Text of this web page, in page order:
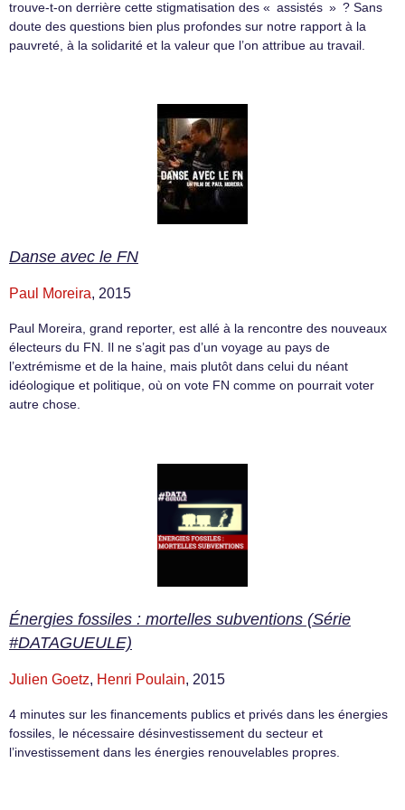
trouve-t-on derrière cette stigmatisation des « assistés » ? Sans
doute des questions bien plus profondes sur notre rapport à la
pauvreté, à la solidarité et la valeur que l’on attribue au travail.
Danse avec le FN
Paul Moreira, 2015
Paul Moreira, grand reporter, est allé à la rencontre des nouveaux
électeurs du FN. Il ne s’agit pas d’un voyage au pays de
l’extrémisme et de la haine, mais plutôt dans celui du néant
idéologique et politique, où on vote FN comme on pourrait voter
autre chose.
Énergies fossiles : mortelles subventions (Série
#DATAGUEULE)
Julien Goetz, Henri Poulain, 2015
4 minutes sur les financements publics et privés dans les énergies
fossiles, le nécessaire désinvestissement du secteur et
l’investissement dans les énergies renouvelables propres.